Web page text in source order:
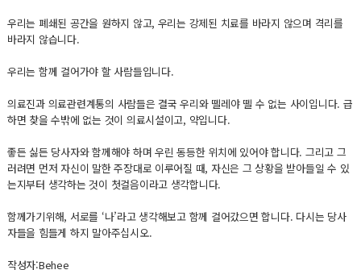
우리는 폐쇄된 공간을 원하지 않고, 우리는 강제된 치료를 바라지 않으며 격리를
바라지 않습니다.
우리는 함께 걸어가야 할 사람들입니다.
의료진과 의료관련계통의 사람들은 결국 우리와 뗄레야 뗄 수 없는 사이입니다. 급
하면 찾을 수밖에 없는 것이 의료시설이고, 약입니다.
좋든 싫든 당사자와 함께해야 하며 우린 동등한 위치에 있어야 합니다. 그리고 그
러려면 먼저 자신이 말한 주장대로 이루어질 때, 자신은 그 상황을 받아들일 수 있
는지부터 생각하는 것이 첫걸음이라고 생각합니다.
함께가기위해, 서로를 ‘나’라고 생각해보고 함께 걸어갔으면 합니다. 다시는 당사
자들을 힘들게 하지 말아주십시오.
작성자:Behee